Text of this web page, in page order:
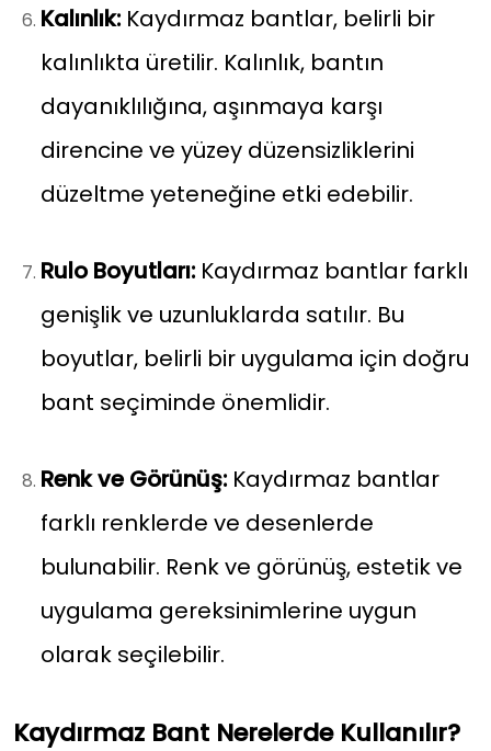
Kalınlık: Kaydırmaz bantlar, belirli bir
kalınlıkta üretilir. Kalınlık, bantın
dayanıklılığına, aşınmaya karşı
direncine ve yüzey düzensizliklerini
düzeltme yeteneğine etki edebilir.
Rulo Boyutları: Kaydırmaz bantlar farklı
genişlik ve uzunluklarda satılır. Bu
boyutlar, belirli bir uygulama için doğru
bant seçiminde önemlidir.
Renk ve Görünüş: Kaydırmaz bantlar
farklı renklerde ve desenlerde
bulunabilir. Renk ve görünüş, estetik ve
uygulama gereksinimlerine uygun
olarak seçilebilir.
Kaydırmaz Bant Nerelerde Kullanılır?